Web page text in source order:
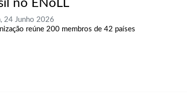
no ENoLL
24 Junho 2026
reúne 200 membros de 42 países